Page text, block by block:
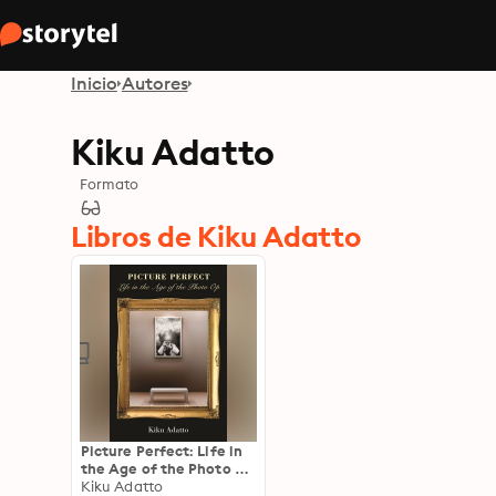
Inicio Autores
Kiku Adatto
Formato
Libros de Kiku Adatto
Picture Perfect: Life in
the Age of the Photo Op
- New Edition
Kiku Adatto